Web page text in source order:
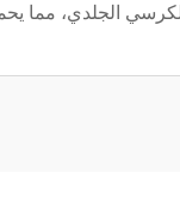
الجلدي، مما